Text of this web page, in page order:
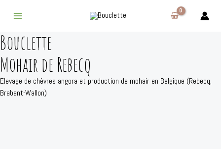
Menu
Bouclette
Mohair de Rebecq
Elevage de chèvres angora et production de mohair en Belgique (Rebecq,
Brabant-Wallon)